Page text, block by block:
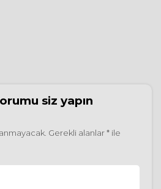
siz yapın
Gerekli alanlar* ile